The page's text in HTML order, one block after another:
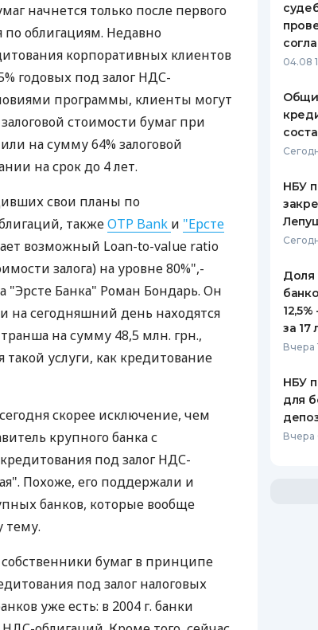
начнется только после первого
по облигациям. Недавно
корпоративных клиентов
годовых под залог НДС-
программы, клиенты могут
стоимости бумаг при
на сумму 64% залоговой
на срок до 4 лет.
свои планы по
такжеOTP Bank и "Ерсте
возможный Loan-to-value ratio
залога) на уровне 80%",-
"Эрсте Банка" Роман Бондарь. Он
на сегодняшний день находятся
на сумму 48,5 млн. грн.,
такой услуги, как кредитование
скорее исключение, чем
крупного банка с
под залог НДС-
Похоже, его поддержали и
банков, которые вообще
тему.
бумаг в принципе
под залог налоговых
уже есть: в 2004 г. банки
04.08
НБУ
Доля
за 17
Вчера
НБУ
для
Вчера